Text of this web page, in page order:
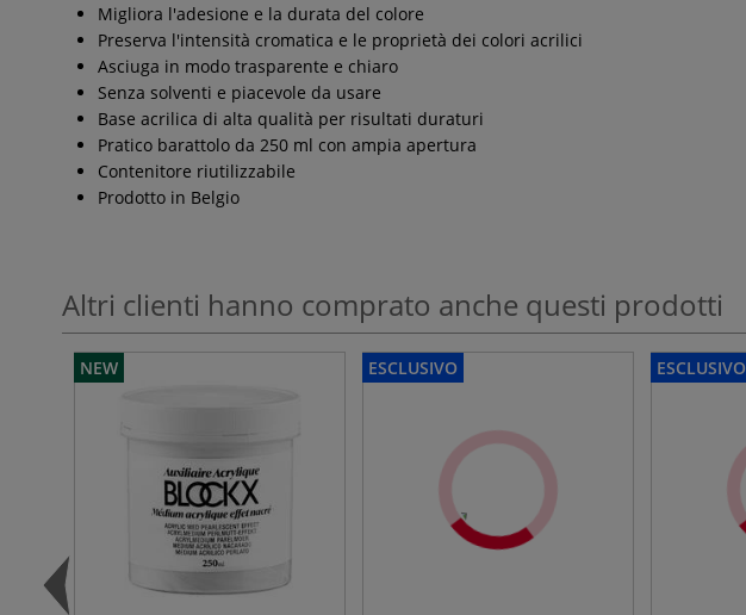
Migliora l'adesione e la durata del colore
Preserva l'intensità cromatica e le proprietà dei colori acrilici
Asciuga in modo trasparente e chiaro
Senza solventi e piacevole da usare
Base acrilica di alta qualità per risultati duraturi
Pratico barattolo da 250 ml con ampia apertura
Contenitore riutilizzabile
Prodotto in Belgio
Altri clienti hanno comprato anche questi prodotti
NEW ESCLUSIVO ESCLUSIVO